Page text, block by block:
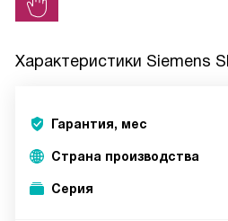
Характеристики Siemens
Гарантия, мес
Страна производства
Серия